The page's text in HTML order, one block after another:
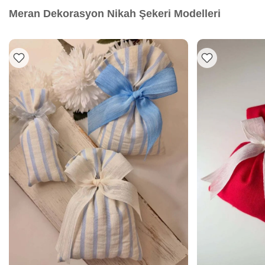
Meran Dekorasyon Nikah Şekeri Modelleri